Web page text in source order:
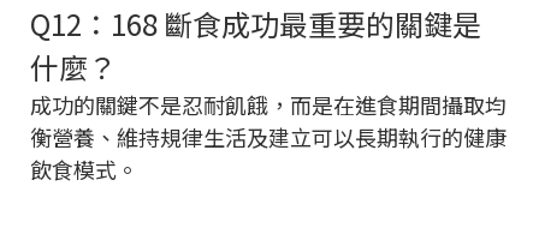
Q12：168 斷食成功最重要的關鍵是
什麼？
成功的關鍵不是忍耐飢餓，而是在進食期間攝取均
衡營養、維持規律生活及建立可以長期執行的健康
飲食模式。